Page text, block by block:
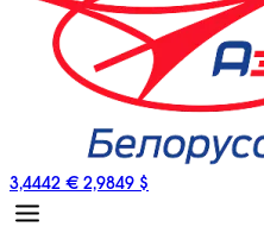
3,4442 € 2,9849 $